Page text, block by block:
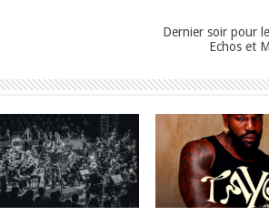
Dernier soir pour
Echos et